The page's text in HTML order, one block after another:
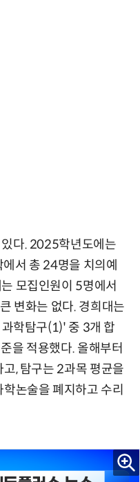
다. 2025학년도에는
서 총 24명을 치의예
모집인원이 5명에서
변화는 없다. 경희대는
학탐구(1)' 중 3개 합
을 적용했다. 올해부터
, 탐구는 2과목 평균을
논술을 폐지하고 수리